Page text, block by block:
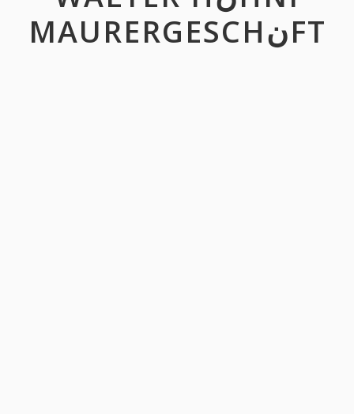
MAURERGESCHنFT